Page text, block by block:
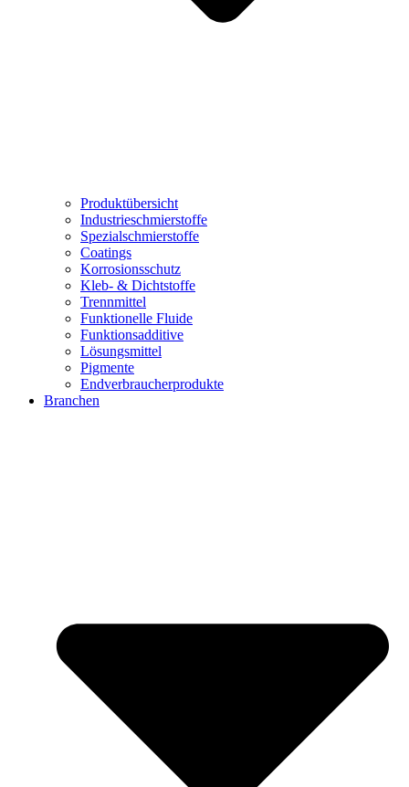
Produktübersicht
Industrieschmierstoffe
Spezialschmierstoffe
Coatings
Korrosionsschutz
Kleb- & Dichtstoffe
Trennmittel
Funktionelle Fluide
Funktionsadditive
Lösungsmittel
Pigmente
Endverbraucherprodukte
Branchen